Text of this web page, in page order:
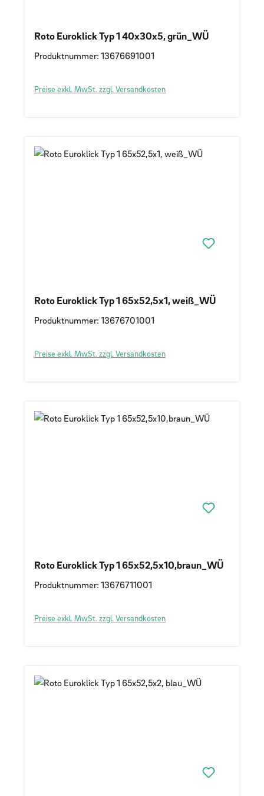
Roto Euroklick Typ 1 40x30x5, grün_WÜ
Produktnummer: 13676691001
Preise exkl. MwSt. zzgl. Versandkosten
Roto Euroklick Typ 1 65x52,5x1, weiß_WÜ
Produktnummer: 13676701001
Preise exkl. MwSt. zzgl. Versandkosten
Roto Euroklick Typ 1 65x52,5x10,braun_WÜ
Produktnummer: 13676711001
Preise exkl. MwSt. zzgl. Versandkosten